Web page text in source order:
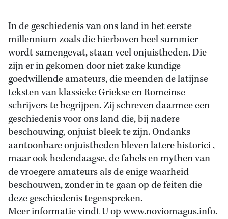
In de geschiedenis van ons land in het eerste
millennium zoals die hierboven heel summier
wordt samengevat, staan veel onjuistheden. Die
zijn er in gekomen door niet zake kundige
goedwillende amateurs, die meenden de latijnse
teksten van klassieke Griekse en Romeinse
schrijvers te begrijpen. Zij schreven daarmee een
geschiedenis voor ons land die, bij nadere
beschouwing, onjuist bleek te zijn. Ondanks
aantoonbare onjuistheden bleven latere historici ,
maar ook hedendaagse, de fabels en mythen van
de vroegere amateurs als de enige waarheid
beschouwen, zonder in te gaan op de feiten die
deze geschiedenis tegenspreken.
Meer informatie vindt U op www.noviomagus.info.